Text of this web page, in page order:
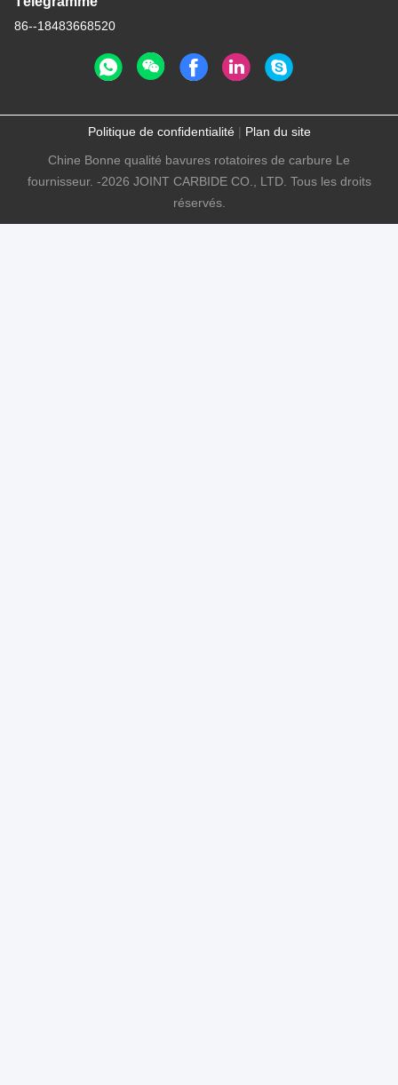
86--18483668520
Politique de confidentialité| Plan du site
Chine Bonne qualité bavures rotatoires de carbure Le
fournisseur. -2026 JOINT CARBIDE CO., LTD. Tous les droits
réservés.